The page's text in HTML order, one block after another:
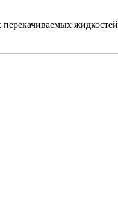
жидкостей